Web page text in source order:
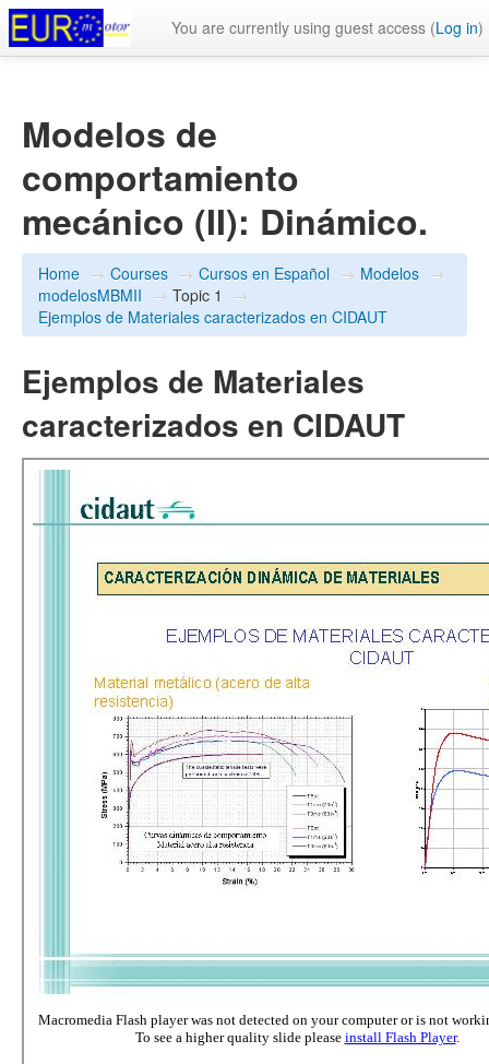
You are currently using guest access (Log in)
Modelos de
comportamiento
mecánico (II): Dinámico.
Home → Courses → Cursos en Español → Modelos →
modelosMBMII → Topic 1
→
Ejemplos de Materiales caracterizados en CIDAUT
Ejemplos de Materiales
caracterizados en CIDAUT